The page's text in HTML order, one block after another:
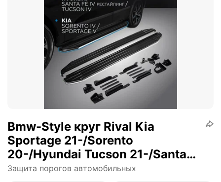
Bmw-Style круг Rival Kia
Sportage 21-/Sorento
20-/Hyundai Tucson 21-/Santa
Fe I21-, 180 см
Защита порогов автомобильных